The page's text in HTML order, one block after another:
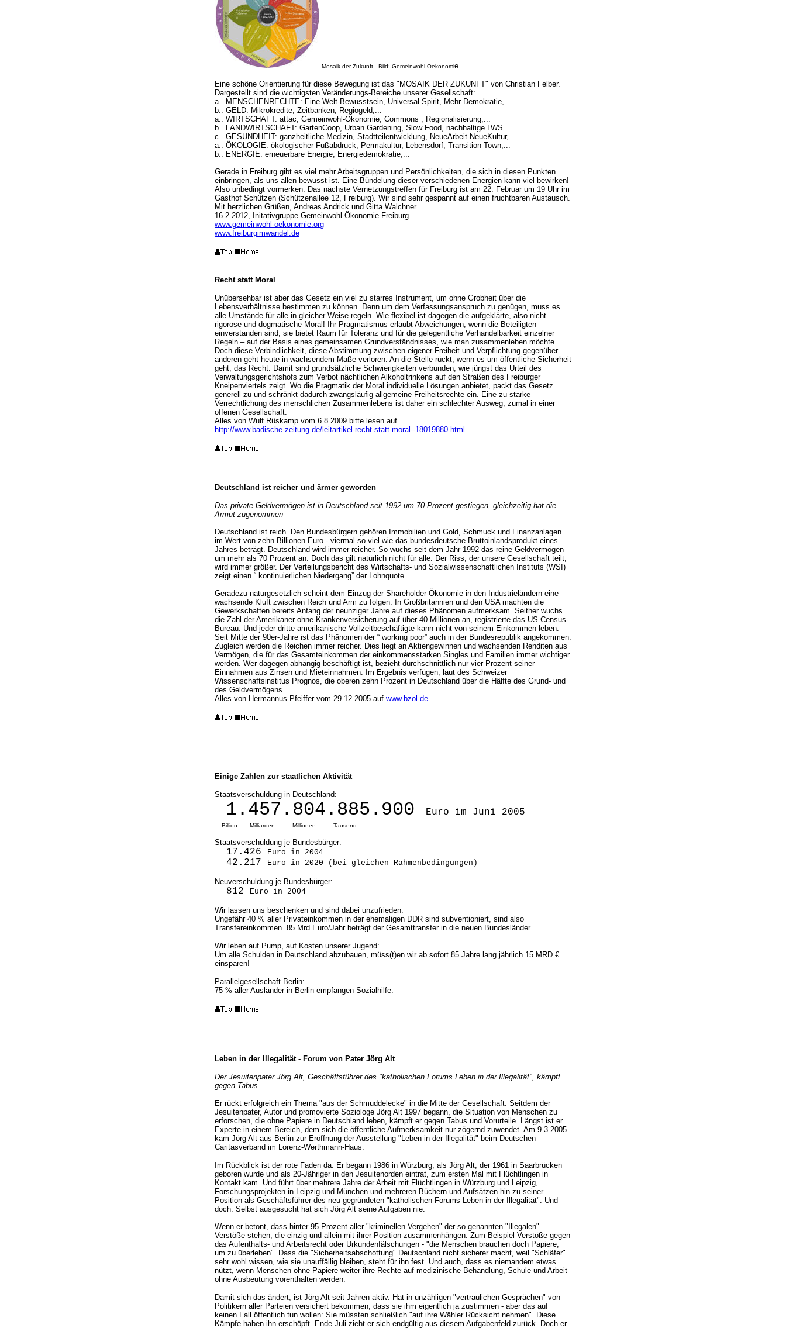
Mosaik der Zukunft - Bild: Gemeinwohl-Oekonomie
Eine schöne Orientierung für diese Bewegung ist das "MOSAIK DER ZUKUNFT" von Christian Felber.
Dargestellt sind die wichtigsten Veränderungs-Bereiche unserer Gesellschaft:
a.. MENSCHENRECHTE: Eine-Welt-Bewusstsein, Universal Spirit, Mehr Demokratie,...
b.. GELD: Mikrokredite, Zeitbanken, Regiogeld,...
a.. WIRTSCHAFT: attac, Gemeinwohl-Ökonomie, Commons , Regionalisierung,...
b.. LANDWIRTSCHAFT: GartenCoop, Urban Gardening, Slow Food, nachhaltige LWS
c.. GESUNDHEIT: ganzheitliche Medizin, Stadtteilentwicklung, NeueArbeit-NeueKultur,...
a.. ÖKOLOGIE: ökologischer Fußabdruck, Permakultur, Lebensdorf, Transition Town,...
b.. ENERGIE: erneuerbare Energie, Energiedemokratie,...
Gerade in Freiburg gibt es viel mehr Arbeitsgruppen und Persönlichkeiten, die sich in diesen Punkten
einbringen, als uns allen bewusst ist. Eine Bündelung dieser verschiedenen Energien kann viel bewirken!
Also unbedingt vormerken: Das nächste Vernetzungstreffen für Freiburg ist am 22. Februar um 19 Uhr im
Gasthof Schützen (Schützenallee 12, Freiburg). Wir sind sehr gespannt auf einen fruchtbaren Austausch.
Mit herzlichen Grüßen, Andreas Andrick und Gitta Walchner
16.2.2012, Initativgruppe Gemeinwohl-Ökonomie Freiburg
www.gemeinwohl-oekonomie.org
www.freiburgimwandel.de
Recht statt Moral
Unübersehbar ist aber das Gesetz ein viel zu starres Instrument, um ohne Grobheit über die
Lebensverhältnisse bestimmen zu können. Denn um dem Verfassungsanspruch zu genügen, muss es
alle Umstände für alle in gleicher Weise regeln. Wie flexibel ist dagegen die aufgeklärte, also nicht
rigorose und dogmatische Moral! Ihr Pragmatismus erlaubt Abweichungen, wenn die Beteiligten
einverstanden sind, sie bietet Raum für Toleranz und für die gelegentliche Verhandelbarkeit einzelner
Regeln – auf der Basis eines gemeinsamen Grundverständnisses, wie man zusammenleben möchte.
Doch diese Verbindlichkeit, diese Abstimmung zwischen eigener Freiheit und Verpflichtung gegenüber
anderen geht heute in wachsendem Maße verloren. An die Stelle rückt, wenn es um öffentliche Sicherheit
geht, das Recht. Damit sind grundsätzliche Schwierigkeiten verbunden, wie jüngst das Urteil des
Verwaltungsgerichtshofs zum Verbot nächtlichen Alkoholtrinkens auf den Straßen des Freiburger
Kneipenviertels zeigt. Wo die Pragmatik der Moral individuelle Lösungen anbietet, packt das Gesetz
generell zu und schränkt dadurch zwangsläufig allgemeine Freiheitsrechte ein. Eine zu starke
Verrechtlichung des menschlichen Zusammenlebens ist daher ein schlechter Ausweg, zumal in einer
offenen Gesellschaft.
Alles von Wulf Rüskamp vom 6.8.2009 bitte lesen auf
http://www.badische-zeitung.de/leitartikel-recht-statt-moral--18019880.html
Deutschland ist reicher und ärmer geworden
Das private Geldvermögen ist in Deutschland seit 1992 um 70 Prozent gestiegen, gleichzeitig hat die
Armut zugenommen
Deutschland ist reich. Den Bundesbürgern gehören Immobilien und Gold, Schmuck und Finanzanlagen
im Wert von zehn Billionen Euro - viermal so viel wie das bundesdeutsche Bruttoinlandsprodukt eines
Jahres beträgt. Deutschland wird immer reicher. So wuchs seit dem Jahr 1992 das reine Geldvermögen
um mehr als 70 Prozent an. Doch das gilt natürlich nicht für alle. Der Riss, der unsere Gesellschaft teilt,
wird immer größer. Der Verteilungsbericht des Wirtschafts- und Sozialwissenschaftlichen Instituts (WSI)
zeigt einen “ kontinuierlichen Niedergang” der Lohnquote.
Geradezu naturgesetzlich scheint dem Einzug der Shareholder-Ökonomie in den Industrieländern eine
wachsende Kluft zwischen Reich und Arm zu folgen. In Großbritannien und den USA machten die
Gewerkschaften bereits Anfang der neunziger Jahre auf dieses Phänomen aufmerksam. Seither wuchs
die Zahl der Amerikaner ohne Krankenversicherung auf über 40 Millionen an, registrierte das US-Census-
Bureau. Und jeder dritte amerikanische Vollzeitbeschäftigte kann nicht von seinem Einkommen leben.
Seit Mitte der 90er-Jahre ist das Phänomen der “ working poor” auch in der Bundesrepublik angekommen.
Zugleich werden die Reichen immer reicher. Dies liegt an Aktiengewinnen und wachsenden Renditen aus
Vermögen, die für das Gesamteinkommen der einkommensstarken Singles und Familien immer wichtiger
werden. Wer dagegen abhängig beschäftigt ist, bezieht durchschnittlich nur vier Prozent seiner
Einnahmen aus Zinsen und Mieteinnahmen. Im Ergebnis verfügen, laut des Schweizer
Wissenschaftsinstitus Prognos, die oberen zehn Prozent in Deutschland über die Hälfte des Grund- und
des Geldvermögens..
Alles von Hermannus Pfeiffer vom 29.12.2005 auf www.bzol.de
Einige Zahlen zur staatlichen Aktivität
Staatsverschuldung in Deutschland:
1.457.804.885.900 Euro im Juni 2005
Billion Milliarden Millionen Tausend
Staatsverschuldung je Bundesbürger:
17.426 Euro in 2004
42.217 Euro in 2020 (bei gleichen Rahmenbedingungen)
Neuverschuldung je Bundesbürger:
812 Euro in 2004
Wir lassen uns beschenken und sind dabei unzufrieden:
Ungefähr 40 % aller Privateinkommen in der ehemaligen DDR sind subventioniert, sind also
Transfereinkommen. 85 Mrd Euro/Jahr beträgt der Gesamttransfer in die neuen Bundesländer.
Wir leben auf Pump, auf Kosten unserer Jugend:
Um alle Schulden in Deutschland abzubauen, müss(t)en wir ab sofort 85 Jahre lang jährlich 15 MRD €
einsparen!
Parallelgesellschaft Berlin:
75 % aller Ausländer in Berlin empfangen Sozialhilfe.
Leben in der Illegalität - Forum von Pater Jörg Alt
Der Jesuitenpater Jörg Alt, Geschäftsführer des "katholischen Forums Leben in der Illegalität", kämpft
gegen Tabus
Er rückt erfolgreich ein Thema "aus der Schmuddelecke" in die Mitte der Gesellschaft. Seitdem der
Jesuitenpater, Autor und promovierte Soziologe Jörg Alt 1997 begann, die Situation von Menschen zu
erforschen, die ohne Papiere in Deutschland leben, kämpft er gegen Tabus und Vorurteile. Längst ist er
Experte in einem Bereich, dem sich die öffentliche Aufmerksamkeit nur zögernd zuwendet. Am 9.3.2005
kam Jörg Alt aus Berlin zur Eröffnung der Ausstellung "Leben in der Illegalität" beim Deutschen
Caritasverband im Lorenz-Werthmann-Haus.
Im Rückblick ist der rote Faden da: Er begann 1986 in Würzburg, als Jörg Alt, der 1961 in Saarbrücken
geboren wurde und als 20-Jähriger in den Jesuitenorden eintrat, zum ersten Mal mit Flüchtlingen in
Kontakt kam. Und führt über mehrere Jahre der Arbeit mit Flüchtlingen in Würzburg und Leipzig,
Forschungsprojekten in Leipzig und München und mehreren Büchern und Aufsätzen hin zu seiner
Position als Geschäftsführer des neu gegründeten "katholischen Forums Leben in der Illegalität". Und
doch: Selbst ausgesucht hat sich Jörg Alt seine Aufgaben nie.
....
Wenn er betont, dass hinter 95 Prozent aller "kriminellen Vergehen" der so genannten "Illegalen"
Verstöße stehen, die einzig und allein mit ihrer Position zusammenhängen: Zum Beispiel Verstöße gegen
das Aufenthalts- und Arbeitsrecht oder Urkundenfälschungen - "die Menschen brauchen doch Papiere,
um zu überleben". Dass die "Sicherheitsabschottung" Deutschland nicht sicherer macht, weil "Schläfer"
sehr wohl wissen, wie sie unauffällig bleiben, steht für ihn fest. Und auch, dass es niemandem etwas
nützt, wenn Menschen ohne Papiere weiter ihre Rechte auf medizinische Behandlung, Schule und Arbeit
ohne Ausbeutung vorenthalten werden.
Damit sich das ändert, ist Jörg Alt seit Jahren aktiv. Hat in unzähligen "vertraulichen Gesprächen" von
Politikern aller Parteien versichert bekommen, dass sie ihm eigentlich ja zustimmen - aber das auf
keinen Fall öffentlich tun wollen: Sie müssten schließlich "auf ihre Wähler Rücksicht nehmen". Diese
Kämpfe haben ihn erschöpft. Ende Juli zieht er sich endgültig aus diesem Aufgabenfeld zurück. Doch er